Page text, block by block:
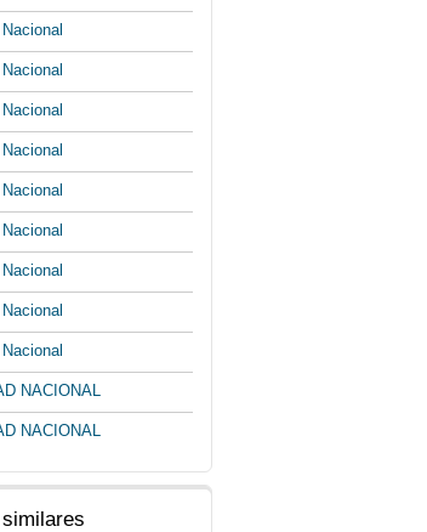
NACIONAL
NACIONAL